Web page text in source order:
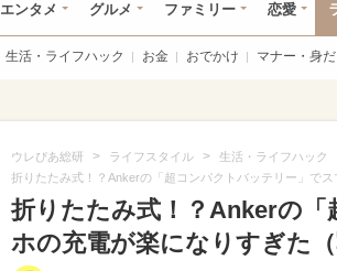
エンタメ グルメ ファミリー 恋愛
生活・ライフハック お金 おでかけ マナー・身
ウレぴあ総研 > ライフスタイル > 生活・ライフハック
折りたたみ式！？Ankerの「超コンパクトバッテリー」で
折りたたみ式！？Ankerの
ホの充電が楽になりすぎた（